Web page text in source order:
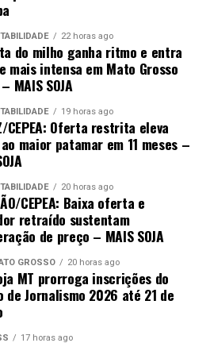
22 horas ago
do milho ganha ritmo e entra
mais intensa em Mato Grosso
MAIS SOJA
19 horas ago
CEPEA: Oferta restrita eleva
maior patamar em 11 meses –
20 horas ago
CEPEA: Baixa oferta e
retraído sustentam
de preço – MAIS SOJA
GROSSO 20 horas ago
MT prorroga inscrições do
de Jornalismo 2026 até 21 de
17 horas ago